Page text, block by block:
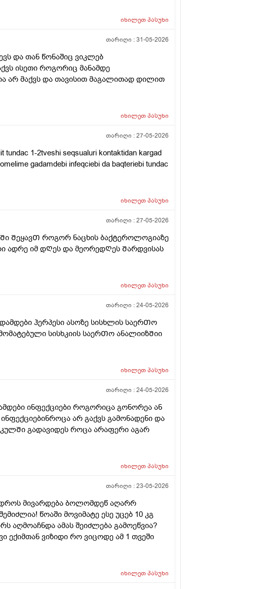
იხილეთპასუხი
თარიღი :31-05-2026
და თან წონაშიც ვიკლებ
ისეთი როგორიც მანამდე
არ მაქვს და თავისით მაგალითად დილით
იხილეთპასუხი
თარიღი :27-05-2026
tundac 1-2tveshi seqsualuri kontaktidan kargad
gadamdebi infeqciebi da baqteriebi tundac
იხილეთპასუხი
თარიღი :27-05-2026
ᲨეყავᲗ როგორ ნაცხის ბაქტეროლოგიაზე
ადრე იმ დᲦეს და მეორედᲦეს Შარდვისას
იხილეთპასუხი
თარიღი :24-05-2026
ჰერპესი ასოზე სისხლის საერᲗო
სისხკიის საერᲗო ანალიიზᲨიი
იხილეთპასუხი
თარიღი :24-05-2026
ინფექციები როგორიცა გონორეა ან
არ გაქვს გამონადენი და
გადავიდეს როცა არაფერი აგარ
იხილეთპასუხი
თარიღი :23-05-2026
დროს მივარდება ბოლომდეწ აღარრ
წოაში მოვიმატე ესე უცებ 10 კგ
აღმოაჩნდა ამას შეიძლება გამოეწვია?
ექიმთან ვიზიდი რო ვიცოდე ამ 1 თვეში
იხილეთპასუხი